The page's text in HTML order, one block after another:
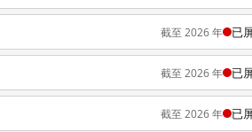
截至 2026 年 已
截至 2026 年 已
截至 2026 年 已